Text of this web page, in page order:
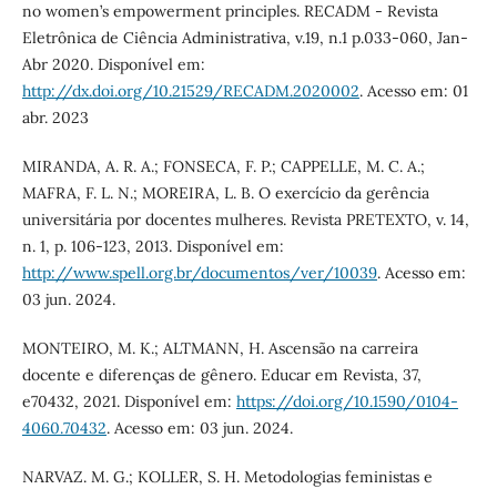
no women’s empowerment principles. RECADM - Revista
Eletrônica de Ciência Administrativa, v.19, n.1 p.033-060, Jan-
Abr 2020. Disponível em:
http://dx.doi.org/10.21529/RECADM.2020002. Acesso em: 01
abr. 2023
MIRANDA, A. R. A.; FONSECA, F. P.; CAPPELLE, M. C. A.;
MAFRA, F. L. N.; MOREIRA, L. B. O exercício da gerência
universitária por docentes mulheres. Revista PRETEXTO, v. 14,
n. 1, p. 106-123, 2013. Disponível em:
http://www.spell.org.br/documentos/ver/10039. Acesso em:
03 jun. 2024.
MONTEIRO, M. K.; ALTMANN, H. Ascensão na carreira
docente e diferenças de gênero. Educar em Revista, 37,
e70432, 2021. Disponível em: https://doi.org/10.1590/0104-
4060.70432. Acesso em: 03 jun. 2024.
NARVAZ. M. G.; KOLLER, S. H. Metodologias feministas e